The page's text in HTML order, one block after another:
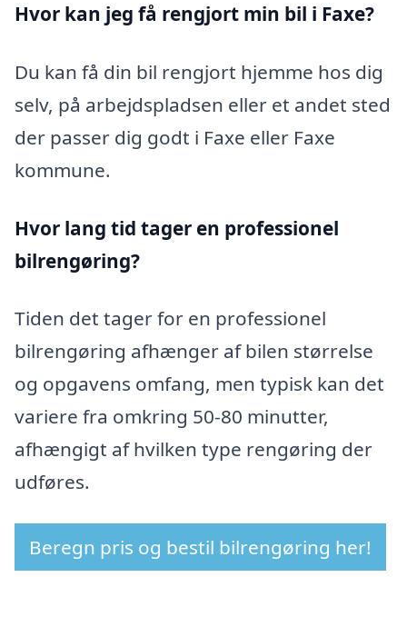
Hvor kan jeg få rengjort min bil i Faxe?
Du kan få din bil rengjort hjemme hos dig
selv, på arbejdspladsen eller et andet sted
der passer dig godt i Faxe eller Faxe
kommune.
Hvor lang tid tager en professionel
bilrengøring?
Tiden det tager for en professionel
bilrengøring afhænger af bilen størrelse
og opgavens omfang, men typisk kan det
variere fra omkring 50-80 minutter,
afhængigt af hvilken type rengøring der
udføres.
Beregn pris og bestil bilrengøring her!